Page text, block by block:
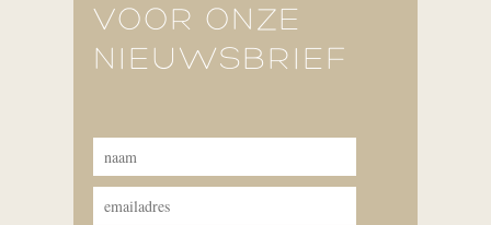
VOOR ONZE
NIEUWSBRIEF